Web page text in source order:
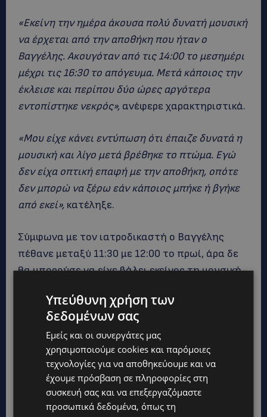
«Εκείνη την ημέρα άκουσα πολύ δυνατή μουσική
να έρχεται από την αποθήκη που ήταν ο
Βαγγέλης. Ακουγόταν από τις 14:00 το μεσημέρι
μέχρι τις 16:30 το απόγευμα. Μετά κάποιος την
έκλεισε και περίπου δύο ώρες αργότερα
εντοπίστηκε νεκρός», ανέφερε χαρακτηριστικά.
«Μου είχε κάνει εντύπωση ότι έπαιζε δυνατά η
μουσική και λίγο μετά βρέθηκε το πτώμα. Εγώ
δεν είχα οπτική επαφή με την αποθήκη, οπότε
δεν μπορώ να ξέρω εάν κάποιος μπήκε ή βγήκε
από εκεί», κατέληξε.
Σύμφωνα με τον ιατροδικαστή ο Βαγγέλης
πέθανε μεταξύ 11:30 με 12:00 το πρωί, άρα δε
θα μπορούσε να είχε βάλει εκείνος τη μουσική.
Υπεύθυνη χρήση των
δεδομένων σας
Εμείς και οι συνεργάτες μας
χρησιμοποιούμε cookies και παρόμοιες
τεχνολογίες για να αποθηκεύουμε και να
έχουμε πρόσβαση σε πληροφορίες στη
συσκευή σας και να επεξεργαζόμαστε
προσωπικά δεδομένα, όπως τη